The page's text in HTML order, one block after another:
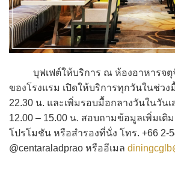
บุฟเฟต์ให้บริการ ณ ห้องอาหารจตุจั
ของโรงแรม เปิดให้บริการทุกวันในช่วง
22.30 น. และเพิ่มรอบมื้อกลางวันในวันเ
12.00 – 15.00 น. สอบถามข้อมูลเพิ่มเติ
โปรโมชัน หรือสำรองที่นั่ง โทร. +66 2-
@centaraladprao หรืออีเมล